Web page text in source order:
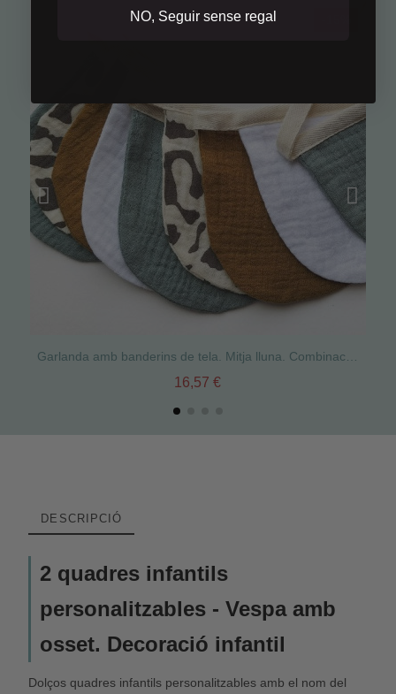
16,57 €
DESCRIPCIÓ
2 quadres infantils
personalitzables - Vespa amb
osset. Decoració infantil
Dolços quadres infantils personalitzables amb el nom del
NO, Seguir sense regal